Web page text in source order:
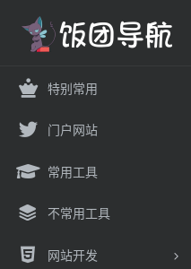
特别常用
门户网站
常用工具
不常用工具
网站开发